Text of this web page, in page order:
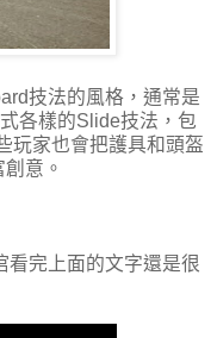
技法的風格，通常是
各樣的Slide技法，包
玩家也會把護具和頭盔
意。
看完上面的文字還是很